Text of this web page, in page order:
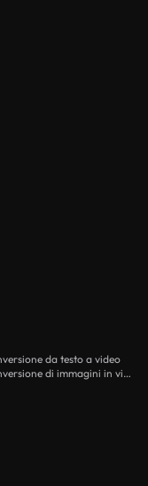
da testo a video
Flussi di lavoro di intelligenza artificiale per la conversione di immagini in video